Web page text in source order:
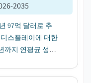
2035
97억 달러로 추
디스플레이에 대한
까지 연평균 성장